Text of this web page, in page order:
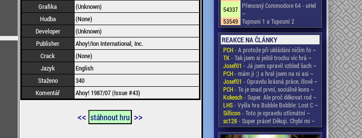
Grafika
(Unknown)
Hudba
(None)
Developer
(Unknown)
Publisher
Ahoy!/Ion International, Inc.
Crack
(None)
Jazyk
English
Staženo
340
Komentář
Ahoy! 1987/07 (Issue #43)
<< stáhnout hru >>
54337 Přenosný Commodore 64 - uHel
~
53549 Tupouni 1 a Tupouni 2
REAKCE NA ČLÁNKY
PCH- A protože při ukládání ničím fo ~
TK- Tak jsem si ještě trochu víc hrá ~
Josef01 - Já jsem upravil vzhled šach ~
PCH- mám ji ;) a hral jsem na ni asi ~
Josef01 - Opravdu krásná práce, člově ~
PCH- To je snad první, sociálně kons ~
Kokesch- Super. Ale proč děkovat rod ~
LHS- Vyšla hra Bubble Bobble: Lost C ~
Sillicon- Toto je opravdu utlimátní ~
sc128- Super práce! Děkuji. Chybí mi ~